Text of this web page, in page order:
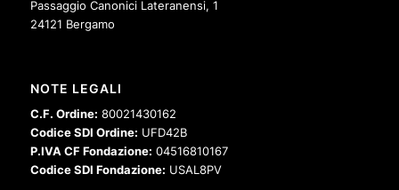
Passaggio Canonici Lateranensi, 1
24121 Bergamo
NOTE LEGALI
C.F. Ordine: 80021430162
Codice SDI Ordine: UFD42B
P.IVA CF Fondazione: 04516810167
Codice SDI Fondazione: USAL8PV